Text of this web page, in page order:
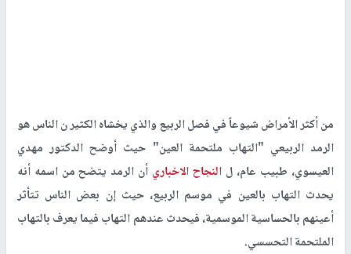
من أكثر الأمراض شيوعاً في فصل الربيع والذي يخشاه الكثير ن الناس هو
الرمد الربيعي "التهاب ملتحمة العين" حيث أوضح الدكتور مهدي
العيسوي، طبيب عام، لالنجاح الاخباري أن الرمد يتضح من اسمه أنه
يحدث التهاب بالعين في موسم الربيع، حيث إن بعض الناس تتأثر
أعينهم بالحساسية الموسمية، فيحدث عندهم التهاب فيما يعرف بالتهاب
الملتحمة التحسسي.